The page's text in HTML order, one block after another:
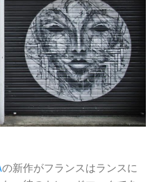
の新作がフランスはランスに